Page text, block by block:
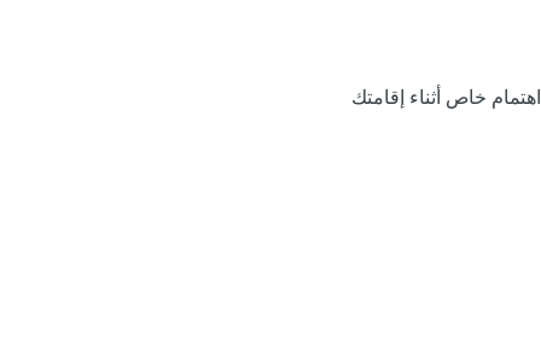
اهتمام خاص أثناء إقامتك